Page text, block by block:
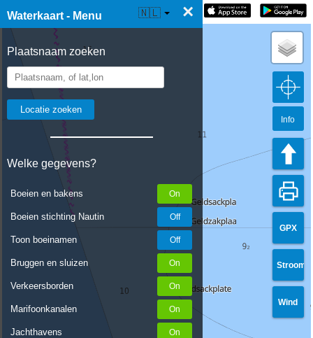
Waterkaart - Menu ×
Plaatsnaam zoeken
Welke gegevens?
Boeien en bakens
Boeien stichting Nautin
Toon boeinamen
Bruggen en sluizen
Verkeersborden
Marifoonkanalen
Jachthavens
☰ Waterkaart Live 🇳🇱
GPX
Stroom
Wind
Info